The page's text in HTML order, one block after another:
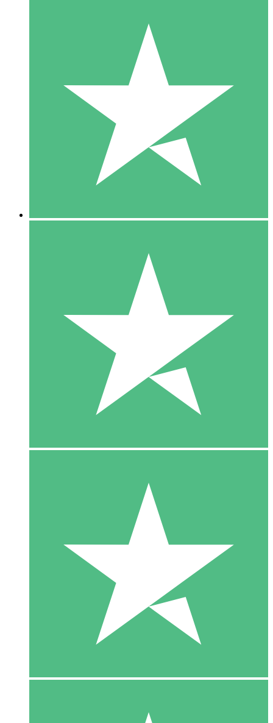
Paquetes de Créditos Individuales
Paga según el uso con créditos de descarga. Sin compromiso
10 00
10 Descargas
20 00